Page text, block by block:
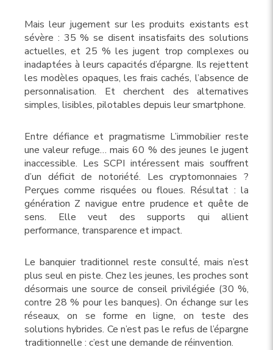
Mais leur jugement sur les produits existants est
sévère : 35 % se disent insatisfaits des solutions
actuelles, et 25 % les jugent trop complexes ou
inadaptées à leurs capacités d’épargne. Ils rejettent
les modèles opaques, les frais cachés, l’absence de
personnalisation. Et cherchent des alternatives
simples, lisibles, pilotables depuis leur smartphone.
Entre défiance et pragmatisme L’immobilier reste
une valeur refuge… mais 60 % des jeunes le jugent
inaccessible. Les SCPI intéressent mais souffrent
d’un déficit de notoriété. Les cryptomonnaies ?
Perçues comme risquées ou floues. Résultat : la
génération Z navigue entre prudence et quête de
sens. Elle veut des supports qui allient
performance, transparence et impact.
Le banquier traditionnel reste consulté, mais n’est
plus seul en piste. Chez les jeunes, les proches sont
désormais une source de conseil privilégiée (30 %,
contre 28 % pour les banques). On échange sur les
réseaux, on se forme en ligne, on teste des
solutions hybrides. Ce n’est pas le refus de l’épargne
traditionnelle : c’est une demande de réinvention.